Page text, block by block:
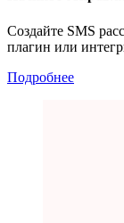
Создайте SMS
плагин или
Подробнее